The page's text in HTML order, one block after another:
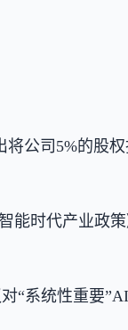
将公司5%的股
时代产业政
“系统性重要